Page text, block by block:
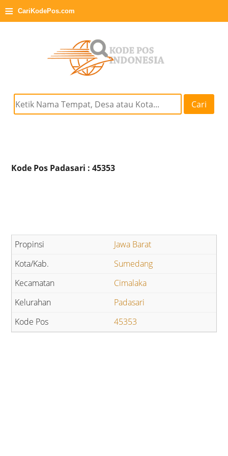
≡ CariKodePos.com
Cari
Kode Pos Padasari : 45353
Jawa Barat
Sumedang
Cimalaka
Padasari
45353